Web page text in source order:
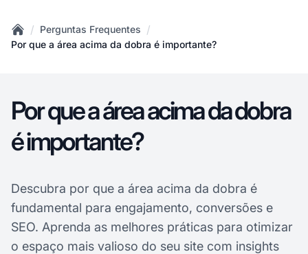
Home
/ Perguntas Frequentes /
Por que a área acima da dobra é importante?
Por que a área acima da dobra
é importante?
Descubra por que a área acima da dobra é
fundamental para engajamento, conversões e
SEO. Aprenda as melhores práticas para otimizar
o espaço mais valioso do seu site com insights